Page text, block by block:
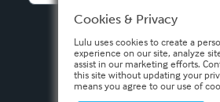
Español
Cookies & Privacy
Lulu uses cookies to create a
experience on our site, analyze
assist in our marketing efforts.
this site without updating your
means you agree to our use of